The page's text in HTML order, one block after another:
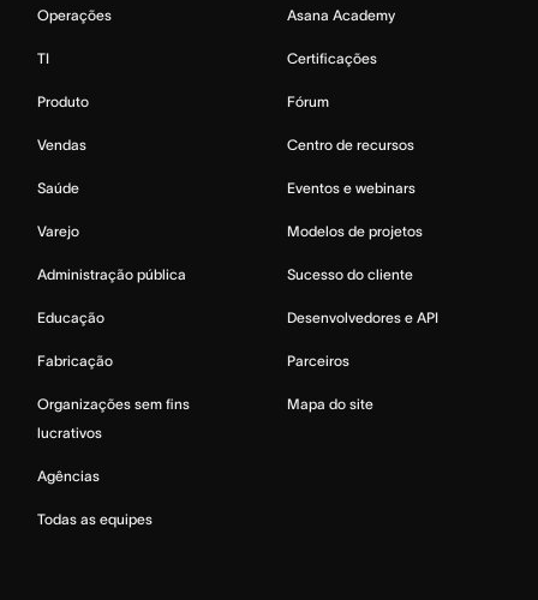
Operações
TI
Produto
Vendas
Saúde
Varejo
Administração pública
Educação
Fabricação
Organizações sem fins
lucrativos
Agências
Todas as equipes
Asana Academy
Certificações
Fórum
Centro de recursos
Eventos e webinars
Modelos de projetos
Sucesso do cliente
Desenvolvedores e API
Parceiros
Mapa do site